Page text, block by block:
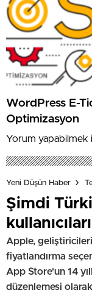
WordPress E-
Optimizasyon
Yorum yapabilmek
Yeni Düşün Haber
Şimdi
Apple,
fiyatlandırma
App Store'un 14
düzenlemesi